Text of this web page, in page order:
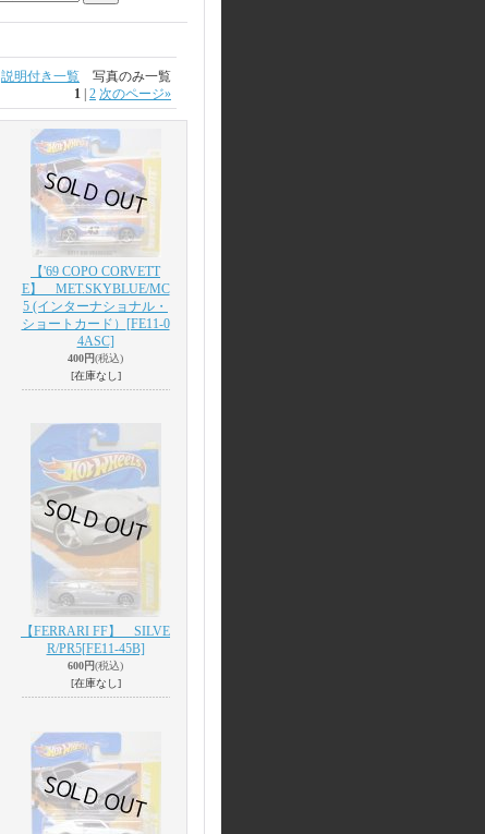
説明付き一覧 写真のみ一覧
1 2 次のページ»
【'69 COPO CORVETT
E】 MET.SKYBLUE/MC
5 (インターナショナル・
ショートカード） [FE11-0
4ASC]
400円(税込)
[在庫なし]
【FERRARI FF】 SILVE
R/PR5[FE11-45B]
600円(税込)
[在庫なし]